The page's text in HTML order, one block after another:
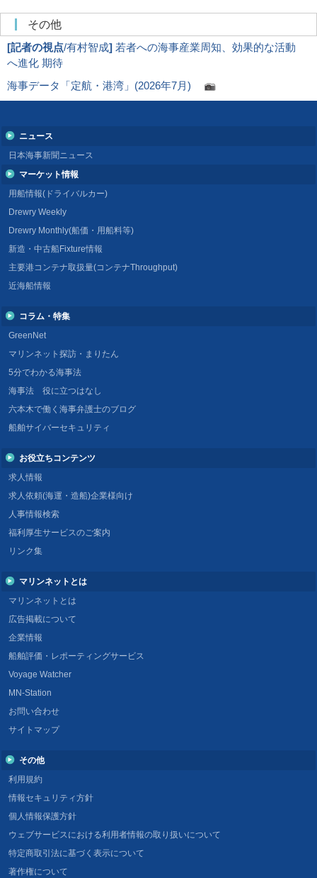
その他
[記者の視点/有村智成] 若者への海事産業周知、効果的な活動
へ進化 期待
海事データ「定航・港湾」(2026年7月)
ニュース
日本海事新聞ニュース
マーケット情報
用船情報(ドライバルカー)
Drewry Weekly
Drewry Monthly(船価・用船料等)
新造・中古船Fixture情報
主要港コンテナ取扱量(コンテナThroughput)
近海船情報
コラム・特集
GreenNet
マリンネット探訪・まりたん
5分でわかる海事法
海事法 役に立つはなし
六本木で働く海事弁護士のブログ
船舶サイバーセキュリティ
お役立ちコンテンツ
求人情報
求人依頼(海運・造船)企業様向け
人事情報検索
福利厚生サービスのご案内
リンク集
マリンネットとは
マリンネットとは
広告掲載について
企業情報
船舶評価・レポーティングサービス
Voyage Watcher
MN-Station
お問い合わせ
サイトマップ
その他
利用規約
情報セキュリティ方針
個人情報保護方針
ウェブサービスにおける利用者情報の取り扱いについて
特定商取引法に基づく表示について
著作権について